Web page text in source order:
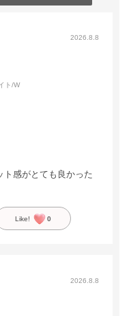
2026.8.8
ト/W
ト感がとても良かった
Like! 0
2026.8.8